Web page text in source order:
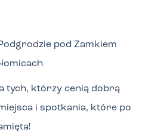
pod Zamkiem
tych, którzy cenią dobrą
i spotkania, które po